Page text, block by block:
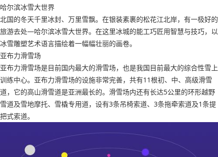
哈尔滨冰雪大世界
北国的冬天千里冰封、万里雪飘。在银装素裹的松花江北岸，有一极好的
旅游去处—哈尔滨冰雪大世界。在这里冰城的能工巧匠用智慧与技巧，以
冰雪雕塑艺术语言描绘着一幅幅壮丽的画卷。
亚布力滑雪场
亚布力滑雪场是目前国内最大的滑雪场，也是我国目前最大的综合性雪上
训练中心。亚布力滑雪场的设施非常完善，共有11根初、中、高级滑雪
道，它的高山滑雪道是亚洲最长的。滑雪场内还有长达5公里的环形越野
雪道及雪地摩托、雪橇专用道，设有3条吊椅索道、3条拖牵索道及1条提
把式索道。